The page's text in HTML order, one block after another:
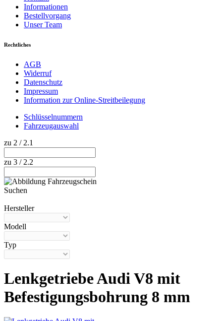
Informationen
Bestellvorgang
Unser Team
Rechtliches
AGB
Widerruf
Datenschutz
Impressum
Information zur Online-Streitbeilegung
Schlüsselnummern
Fahrzeugauswahl
zu 2 / 2.1
zu 3 / 2.2
Suchen
Hersteller
Modell
Typ
Lenkgetriebe Audi V8 mit
Befestigungsbohrung 8 mm